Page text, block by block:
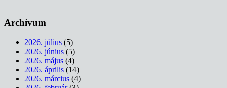
Archívum
2026. július (5)
2026. június (5)
2026. május (4)
2026. április (14)
2026. március (4)